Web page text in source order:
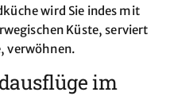
wird Sie indes mit
Küste, serviert
verwöhnen.
im